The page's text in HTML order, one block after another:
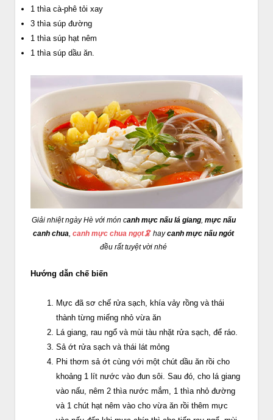
1 thìa cà-phê tỏi xay
3 thìa súp đường
1 thìa súp hạt nêm
1 thìa súp dầu ăn.
Giải nhiệt ngày Hè với món canh mực nấu lá giang, mực nấu
canh chua, canh mực chua ngọt🦑 haycanh mực nấu ngót
đều rất tuyệt vời nhé
Hướng dẫn chế biến
Mực đã sơ chế rửa sạch, khía vảy rồng và thái
thành từng miếng nhỏ vừa ăn
Lá giang, rau ngổ và mùi tàu nhặt rửa sạch, để ráo.
Sả ớt rửa sạch và thái lát mỏng
Phi thơm sả ớt cùng với một chút dầu ăn rồi cho
khoảng 1 lít nước vào đun sôi. Sau đó, cho lá giang
vào nấu, nêm 2 thìa nước mắm, 1 thìa nhỏ đường
và 1 chút hạt nêm vào cho vừa ăn rồi thêm mực